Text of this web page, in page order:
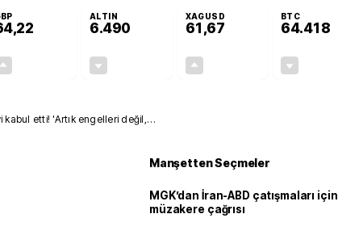
ALTIN
6.490
XAGUSD
61,67
BTC
64.418
kabul etti! 'Artık engelleri değil,
Manşetten Seçmeler
MGK’dan İran-ABD çatışmaları için
müzakere çağrısı